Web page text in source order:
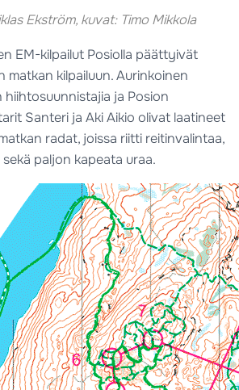
Ekström, kuvat: Timo Mikkola
EM-kilpailut Posiolla päättyivät
matkan kilpailuun. Aurinkoinen
hiihtosuunnistajia ja Posion
Santeri ja Aki Aikio olivat laatineet
radat, joissa riitti reitinvalintaa,
paljon kapeata uraa.